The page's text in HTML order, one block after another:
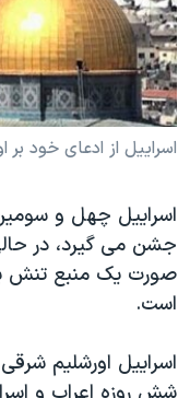
فرهنگ و زندگی
حقوق شهروندی
اقتصادی
علم و فناوری
گالری عکس
آرشیو پخش زنده
مستندها
انتخابات ریاست جمهوری
حمله جمهوری اسلامی
رمز مهسا
اعتراضات زن، زندگی،
مجموعه مستندهای
چهل سال گروگان‌گیری
دنبال کنید
اسراییل از ادعای خود
اسراییل چهل و
جشن می گیرد، در
صورت یک منبع تنش
است.